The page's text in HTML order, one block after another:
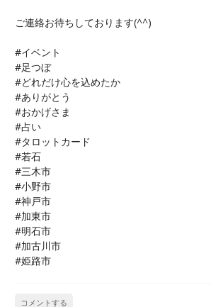
ご連絡お待ちしております(^^)
#イベント
#足つぼ
#どれだけ心を込めたか
#ありがとう
#おかげさま
#占い
#タロットカード
#若石
#三木市
#小野市
#神戸市
#加東市
#明石市
#加古川市
#姫路市
コメントする